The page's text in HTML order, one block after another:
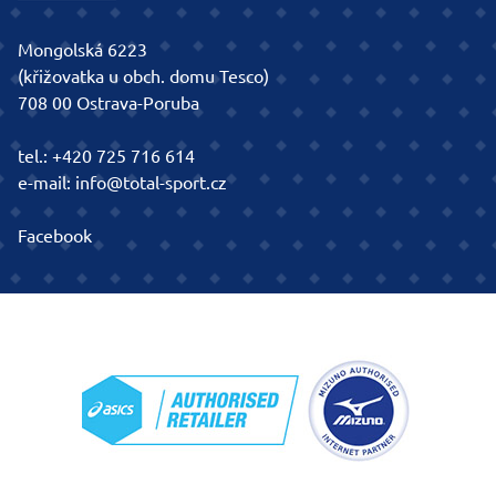
Mongolská 6223
(křižovatka u obch. domu Tesco)
708 00 Ostrava-Poruba
tel.:+420 725 716 614
e-mail: info@total-sport.cz
Facebook